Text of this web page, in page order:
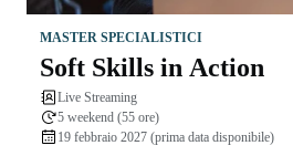
MASTER SPECIALISTICI
Soft Skills in Action
Live Streaming
5 weekend (55 ore)
19 febbraio 2027 (prima data disponibile)